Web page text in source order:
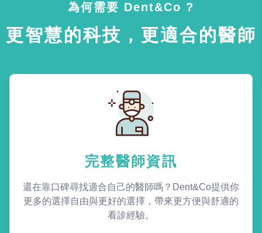
為何需要 Dent&Co ?
更智慧的科技，更適合的醫師
完整醫師資訊
還在靠口碑尋找適合自己的醫師嗎？Dent&Co提供你
更多的選擇自由與更好的選擇，帶來更方便與舒適的
看診經驗。